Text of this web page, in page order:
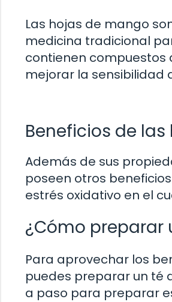
Las hojas de mango
medicina tradicional
contienen compuestos
mejorar la sensibilidad
Beneficios de
Además de sus
poseen otros
estrés oxidativo en el
¿Cómo preparar
Para aprovechar los
puedes preparar un té
a paso para preparar